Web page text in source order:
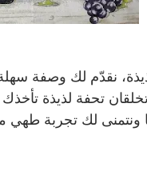
نقدّم لك وصفة
تحفة لذيذة
لك تجربة طهي